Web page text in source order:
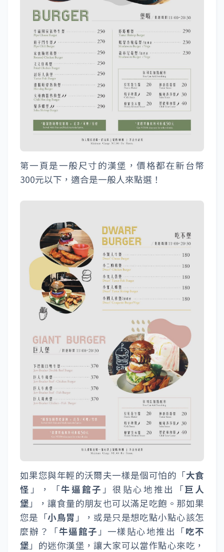
第一頁是一般尺寸的漢堡，價格都在新台幣
300元以下，適合是一般人來點選！
如果您與年輕的沃爾夫一樣是個可怕的「大食
怪 」，「牛逼館子 」很貼心地推出「巨人
堡 」，讓食量的朋友也可以滿足吃飽。那如果
您是「小鳥胃 」，或是只是想吃點小點心該怎
麼辦？「牛逼館子 」一樣貼心地推出「吃不
堡 」的迷你漢堡，讓大家可以當作點心來吃，